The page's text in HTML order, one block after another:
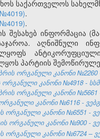
საქართველოს
.
.
შესახებ ინფორმაცია
აღნიშნული
პარტიის
ორგანული კანონი №2260
კანონი №4918 -
ორგანული კანონი №5661
კანონი №6116 -
ორგანული კანონი №6551 -
ორგანული კანონი №900 -
ორგანული კანონი №6724 –